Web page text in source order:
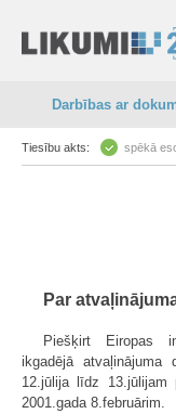
Darbības ar
Tiesību akts: spēkā
Par
Piešķirt Eiropas
ikgadējā
12.jūlija līdz 13.jūlijam
2001.gada 8.februārim.